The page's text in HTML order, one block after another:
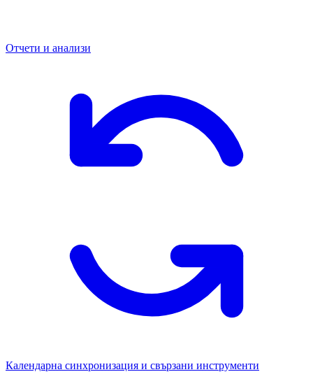
Отчети и анализи
Календарна синхронизация и свързани инструменти